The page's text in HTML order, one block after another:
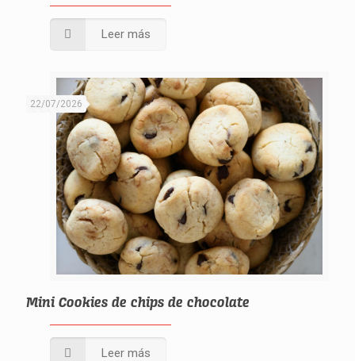
Leer más
22/07/2026
Mini Cookies de chips de chocolate
Leer más